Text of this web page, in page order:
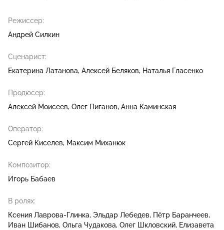
Режиссер:
Андрей Силкин
Сценарист:
Екатерина Латанова Алексей Беляков Наталья Гласенко
Продюсер:
Алексей Моисеев Олег Пиганов Анна Каминская
Оператор:
Сергей Киселев
Максим Миханюк
Композитор:
Игорь Бабаев
В ролях:
Ксения Лаврова-Глинка Эльдар Лебедев
Пётр Баранчеев
Иван Шибанов Ольга Чудакова Олег Шкловский Елизавета